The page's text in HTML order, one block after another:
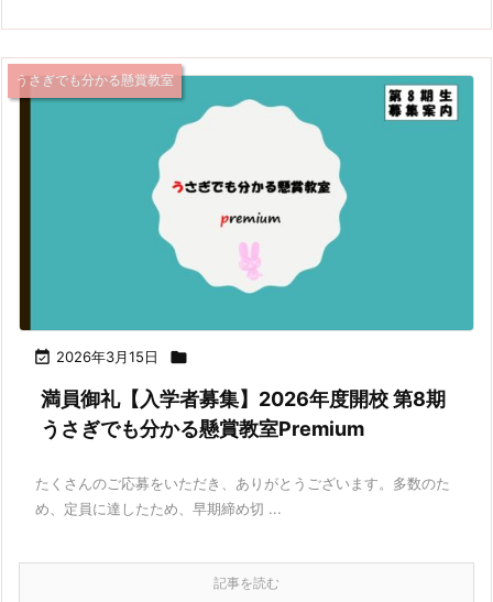
 2026年3月15日 
うさぎでも分かる懸賞教室
満員御礼【入学者募集】2026年度開校 第8期
うさぎでも分かる懸賞教室Premium
たくさんのご応募をいただき、ありがとうございます。多数のた
め、定員に達したため、早期締め切 ...
記事を読む